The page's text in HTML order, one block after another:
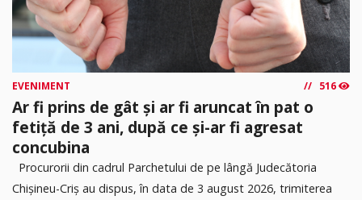
EVENIMENT 516
Ar fi prins de gât și ar fi aruncat în pat o
fetiță de 3 ani, după ce și-ar fi agresat
concubina
Procurorii din cadrul Parchetului de pe lângă Judecătoria
Chișineu-Criș au dispus, în data de 3 august 2026, trimiterea